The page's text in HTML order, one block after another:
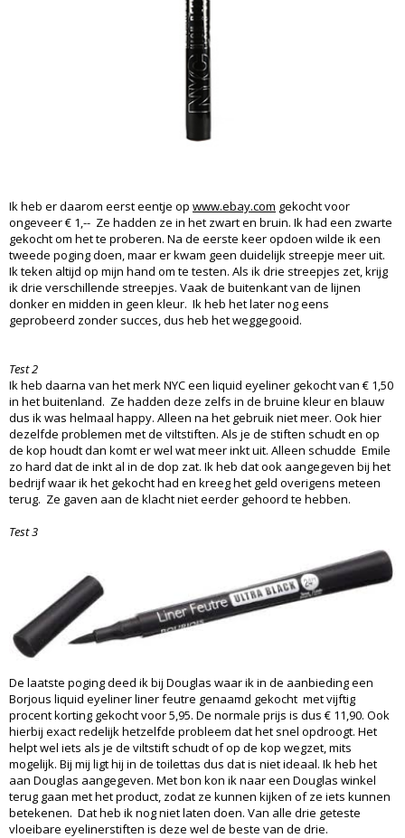
Ik heb er daarom eerst eentje op www.ebay.com gekocht voor
ongeveer € 1,-- Ze hadden ze in het zwart en bruin. Ik had een zwarte
gekocht om het te proberen. Na de eerste keer opdoen wilde ik een
tweede poging doen, maar er kwam geen duidelijk streepje meer uit.
Ik teken altijd op mijn hand om te testen. Als ik drie streepjes zet, krijg
ik drie verschillende streepjes. Vaak de buitenkant van de lijnen
donker en midden in geen kleur. Ik heb het later nog eens
geprobeerd zonder succes, dus heb het weggegooid.
Test 2
Ik heb daarna van het merk NYC een liquid eyeliner gekocht van € 1,50
in het buitenland. Ze hadden deze zelfs in de bruine kleur en blauw
dus ik was helmaal happy. Alleen na het gebruik niet meer. Ook hier
dezelfde problemen met de viltstiften. Als je de stiften schudt en op
de kop houdt dan komt er wel wat meer inkt uit. Alleen schudde Emile
zo hard dat de inkt al in de dop zat. Ik heb dat ook aangegeven bij het
bedrijf waar ik het gekocht had en kreeg het geld overigens meteen
terug. Ze gaven aan de klacht niet eerder gehoord te hebben.
Test 3
De laatste poging deed ik bij Douglas waar ik in de aanbieding een
Borjous liquid eyeliner liner feutre genaamd gekocht met vijftig
procent korting gekocht voor 5,95. De normale prijs is dus € 11,90. Ook
hierbij exact redelijk hetzelfde probleem dat het snel opdroogt. Het
helpt wel iets als je de viltstift schudt of op de kop wegzet, mits
mogelijk. Bij mij ligt hij in de toilettas dus dat is niet ideaal. Ik heb het
aan Douglas aangegeven. Met bon kon ik naar een Douglas winkel
terug gaan met het product, zodat ze kunnen kijken of ze iets kunnen
betekenen. Dat heb ik nog niet laten doen. Van alle drie geteste
vloeibare eyelinerstiften is deze wel de beste van de drie.